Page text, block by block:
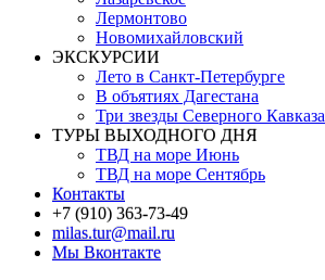
Лермонтово
Новомихайловский
ЭКСКУРСИИ
Лето в Санкт-Петербурге
В объятиях Дагестана
Три звезды Северного Кавказа
ТУРЫ ВЫХОДНОГО ДНЯ
ТВД на море Июнь
ТВД на море Сентябрь
Контакты
+7 (910) 363-73-49
milas.tur@mail.ru
Мы Вконтакте